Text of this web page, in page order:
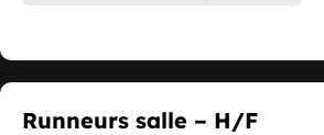
Runneurs salle – H/F